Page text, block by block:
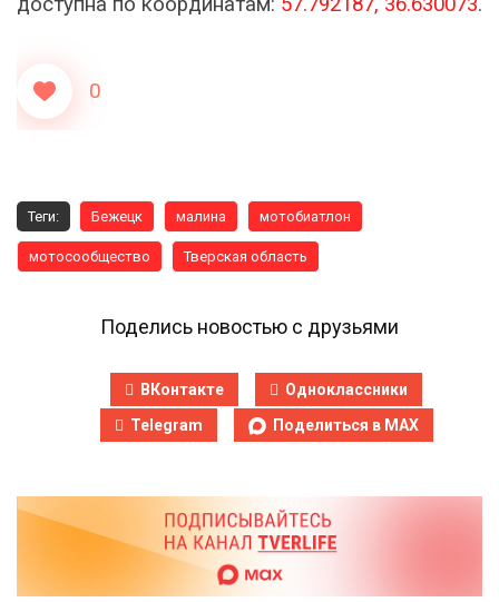
0
Теги: Бежецк малина мотобиатлон
мотосообщество Тверская область
Поделись новостью с друзьями
ВКонтакте
Одноклассники
Telegram
Поделиться в MAX